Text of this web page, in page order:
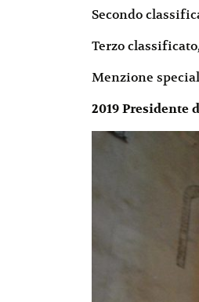
Secondo
Terzo
Menzione
2019 Presidente